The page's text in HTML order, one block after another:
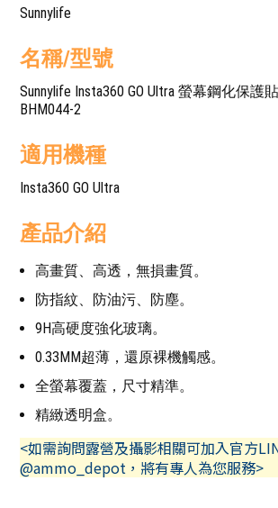
Sunnylife
名稱/型號
Sunnylife Insta360 GO Ultra 螢幕鋼化保護
BHM044-2
適用機種
Insta360 GO Ultra
產品介紹
高畫質、高透，無損畫質。
防指紋、防油污、防塵。
9H高硬度強化玻璃。
0.33MM超薄，還原裸機觸感。
全螢幕覆蓋，尺寸精準。
精緻透明盒。
<如需詢問露營及攝影相關可加入官方
@ammo_depot，將有專人為您服務>